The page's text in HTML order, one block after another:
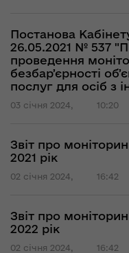
Постанова
26.05.2021 № 537
проведення
безбарʼєрності
послуг для осіб з
03 січня 2024, 10:20
Звіт про
2021 рік
02 січня 2024, 16:42
Звіт про
2022 рік
02 січня 2024, 16:42